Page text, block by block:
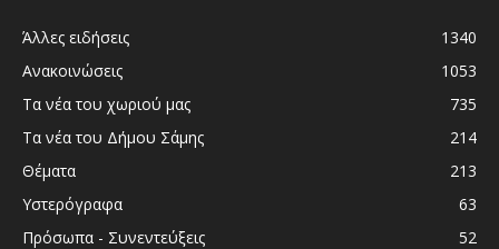
Άλλες ειδήσεις
1340
Ανακοινώσεις
1053
Τα νέα του χωριού μας
735
Τα νέα του Δήμου Σάμης
214
Θέματα
213
Υστερόγραφα
63
Πρόσωπα - Συνεντεύξεις
52